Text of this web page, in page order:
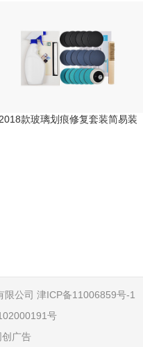
款玻璃划痕修复套装简易装
限公司 津ICP备11006859号-1
号
创广告